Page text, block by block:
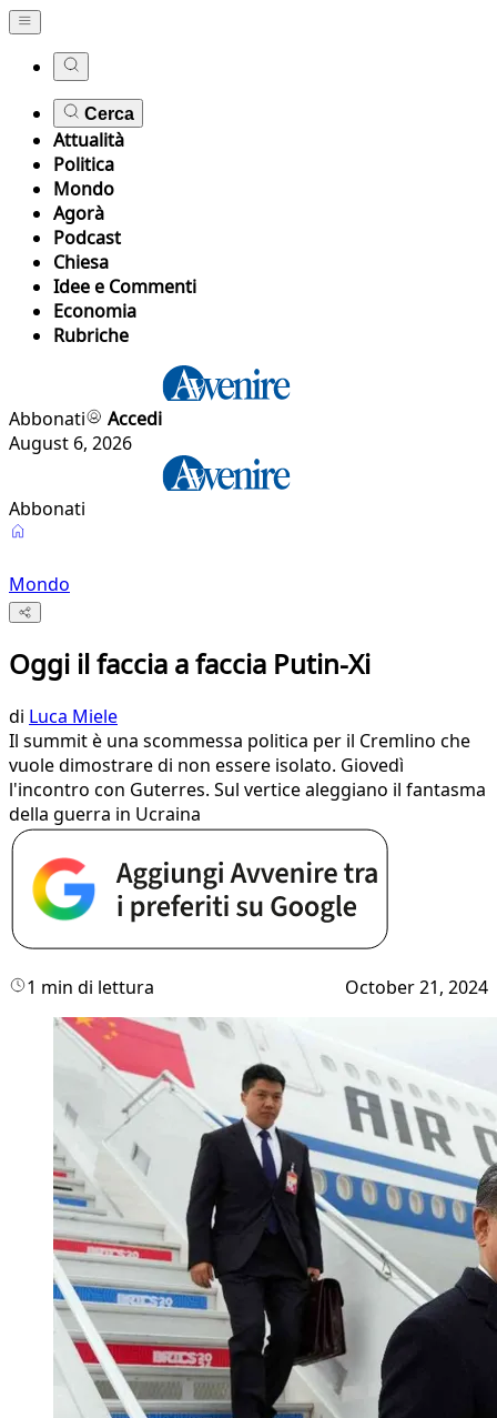
Cerca
Attualità
Politica
Mondo
Agorà
Podcast
Chiesa
Idee e Commenti
Economia
Rubriche
Abbonati
Accedi
August 6, 2026
Abbonati
Mondo
Oggi il faccia a faccia Putin-Xi
di Luca Miele
Il summit è una scommessa politica per il Cremlino che
vuole dimostrare di non essere isolato. Giovedì
l'incontro con Guterres. Sul vertice aleggiano il fantasma
della guerra in Ucraina
1 min di lettura October 21, 2024